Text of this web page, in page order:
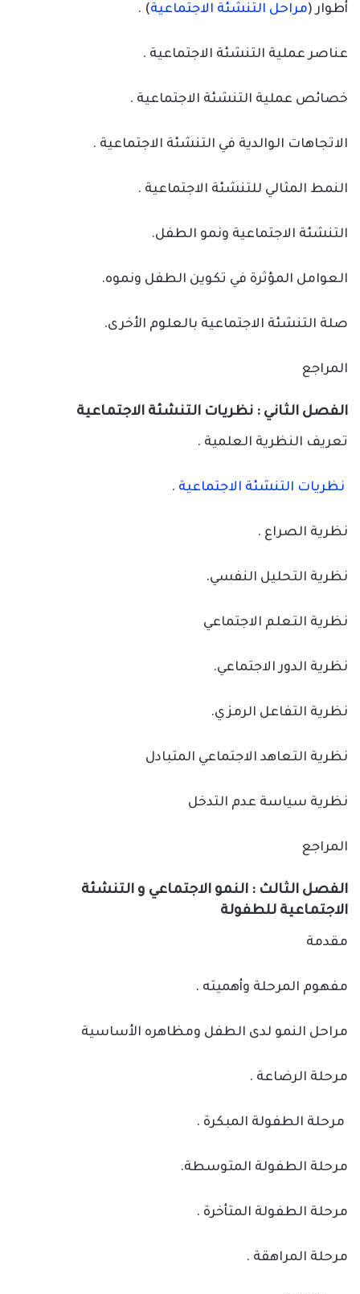
أطوار (مراحل التنشئة الاجتماعية) .
عناصر عملية التنشئة الاجتماعية .
خصائص عملية التنشئة الاجتماعية .
الاتجاهات الوالدية في التنشئة الاجتماعية .
النمط المثالي للتنشئة الاجتماعية .
التنشئة الاجتماعية ونمو الطفل.
العوامل المؤثرة في تكوين الطفل ونموه.
صلة التنشئة الاجتماعية بالعلوم الأخرى.
المراجع
الفصل الثاني : نظريات التنشئة الاجتماعية
تعريف النظرية العلمية .
نظريات التنشئة الاجتماعية .
نظرية الصراع .
نظرية التحليل النفسي.
نظرية التعلم الاجتماعي
نظرية الدور الاجتماعي.
نظرية التفاعل الرمزي.
نظرية التعاهد الاجتماعي المتبادل
نظرية سياسة عدم التدخل
المراجع
الفصل الثالث : النمو الاجتماعي و التنشئة
الاجتماعية للطفولة
مقدمة
مفهوم المرحلة وأهميته .
مراحل النمو لدى الطفل ومظاهره الأساسية
مرحلة الرضاعة .
مرحلة الطفولة المبكرة .
مرحلة الطفولة المتوسطة.
مرحلة الطفولة المتأخرة .
مرحلة المراهقة .